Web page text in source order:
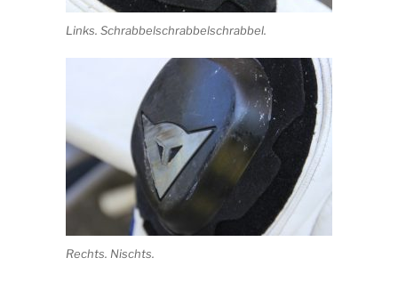
Links. Schrabbelschrabbelschrabbel.
Rechts. Nischts.